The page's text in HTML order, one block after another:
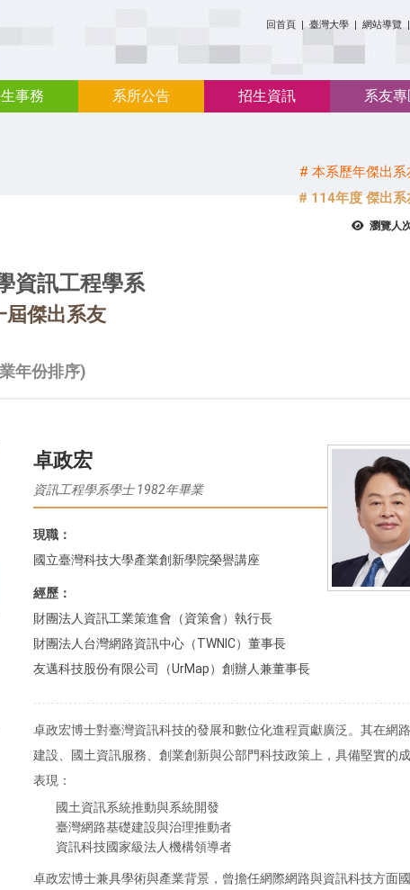
回首頁 | 臺灣大學 | 網站導覽 |
事務 系所公告 招生資訊 系友專
# 本系歷年傑出系
# 114年度 傑出系
瀏覽人
資訊工程學系
屆傑出系友
年份排序)
卓政宏
資訊工程學系學士 1982年畢業
現職：
國立臺灣科技大學產業創新學院榮譽講座
經歷：
財團法人資訊工業策進會（資策會）執行長
財團法人台灣網路資訊中心（TWNIC）董事長
友邁科技股份有限公司（UrMap）創辦人兼董事長
卓政宏博士對臺灣資訊科技的發展和數位化進程貢獻廣泛。其在網
建設、國土資訊服務、創業創新與公部門科技政策上，具備堅實的
表現：
國土資訊系統推動與系統開發
臺灣網路基礎建設與治理推動者
資訊科技國家級法人機構領導者
卓政宏博士兼具學術與產業背景，曾擔任網際網路與資訊科技方面